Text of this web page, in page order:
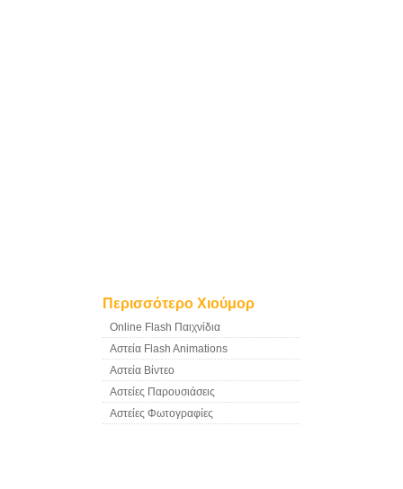
Περισσότερο Χιούμορ
Online Flash Παιχνίδια
Αστεία Flash Animations
Αστεία Βίντεο
Αστείες Παρουσιάσεις
Αστείες Φωτογραφίες